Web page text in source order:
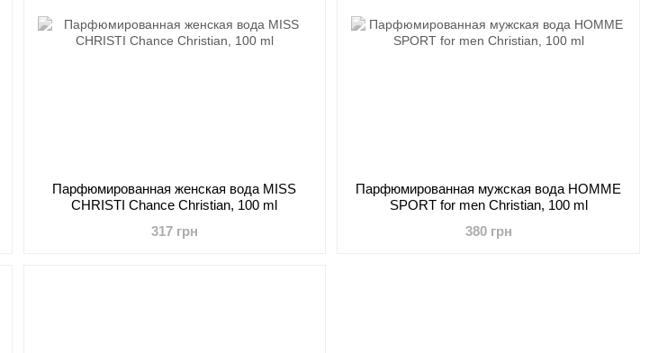
Парфюмированная женская вода MISS
CHRISTI Chance Christian, 100 ml
317 грн
Парфюмированная мужская вода HOMME
SPORT for men Christian, 100 ml
380 грн